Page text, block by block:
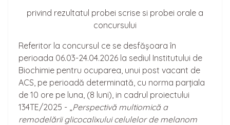
privind rezultatul probei scrise si probei orale a
concursului
Referitor la concursul ce se desfășoara în
perioada 06.03-24.04.2026 la sediul Institutului de
Biochimie pentru ocuparea, unui post vacant de
ACS, pe perioadă determinată, cu norma parțiala
de 10 ore pe luna, (8 luni), in cadrul proiectului
134TE/2025 - „Perspectivă multiomică a
remodelării glicocalixului celulelor de melanom